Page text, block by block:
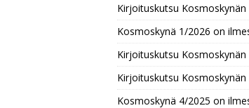
Kirjoituskutsu
Kosmoskynä 1/2026 on
Kirjoituskutsu
Kirjoituskutsu
Kosmoskynä 4/2025 on